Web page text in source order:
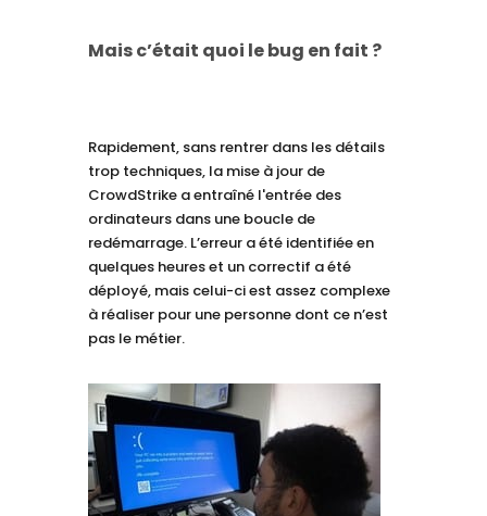
Mais c’était quoi le bug en fait ?
Rapidement, sans rentrer dans les détails
trop techniques, la mise à jour de
CrowdStrike a entraîné l'entrée des
ordinateurs dans une boucle de
redémarrage. L’erreur a été identifiée en
quelques heures et un correctif a été
déployé, mais celui-ci est assez complexe
à réaliser pour une personne dont ce n’est
pas le métier.